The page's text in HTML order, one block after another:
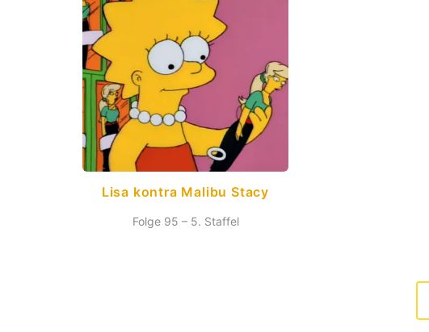
Lisa kontra Malibu Stacy
Folge 95 – 5. Staffel